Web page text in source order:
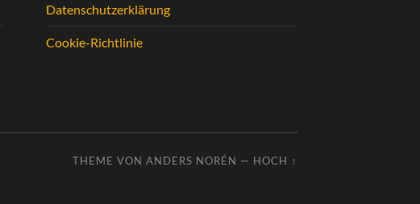
Datenschutzerklärung
Cookie-Richtlinie
THEME VON ANDERS NORÉN — HOCH ↑